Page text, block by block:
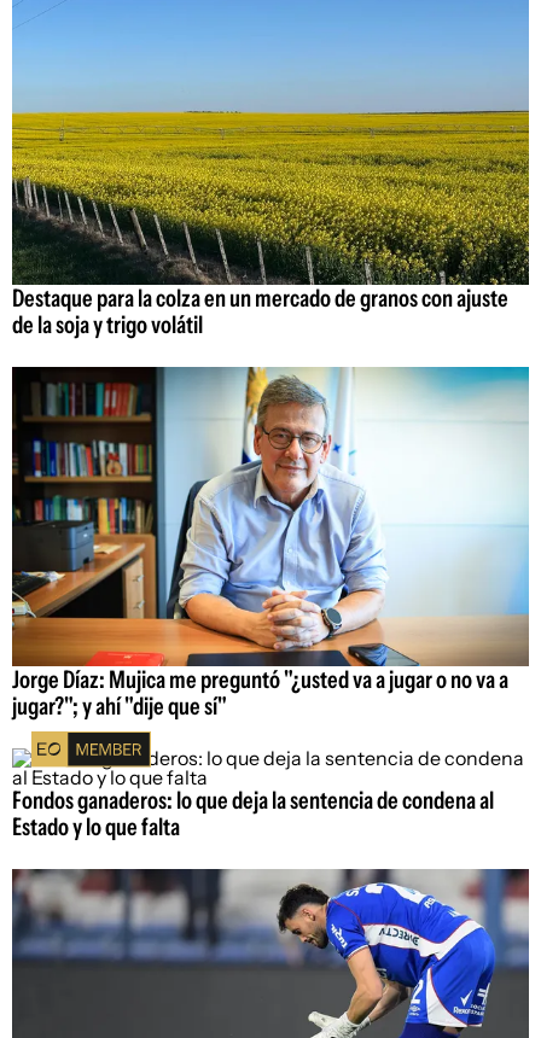
Destaque para la colza en un mercado de granos con ajuste
de la soja y trigo volátil
Jorge Díaz: Mujica me preguntó "¿usted va a jugar o no va a
jugar?"; y ahí "dije que sí"
Fondos ganaderos: lo que deja la sentencia de condena al
Estado y lo que falta